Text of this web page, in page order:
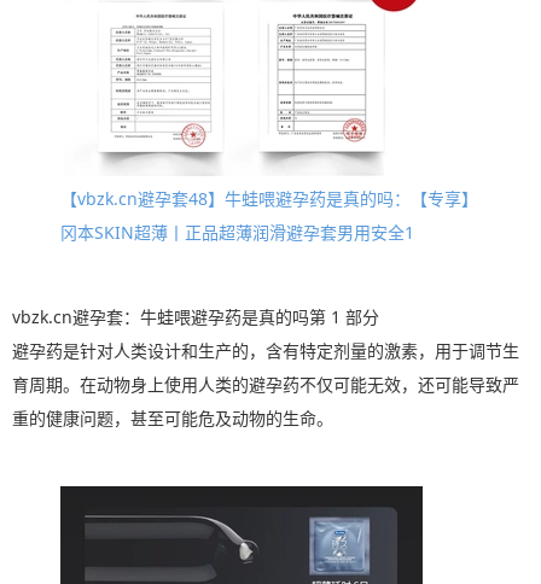
【vbzk.cn避孕套48】牛蛙喂避孕药是真的吗：【专享】
冈本SKIN超薄丨正品超薄润滑避孕套男用安全1
vbzk.cn避孕套：牛蛙喂避孕药是真的吗第 1 部分
避孕药是针对人类设计和生产的，含有特定剂量的激素，用于调节生
育周期。在动物身上使用人类的避孕药不仅可能无效，还可能导致严
重的健康问题，甚至可能危及动物的生命。